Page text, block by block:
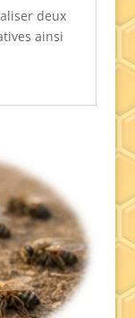
deux
ainsi